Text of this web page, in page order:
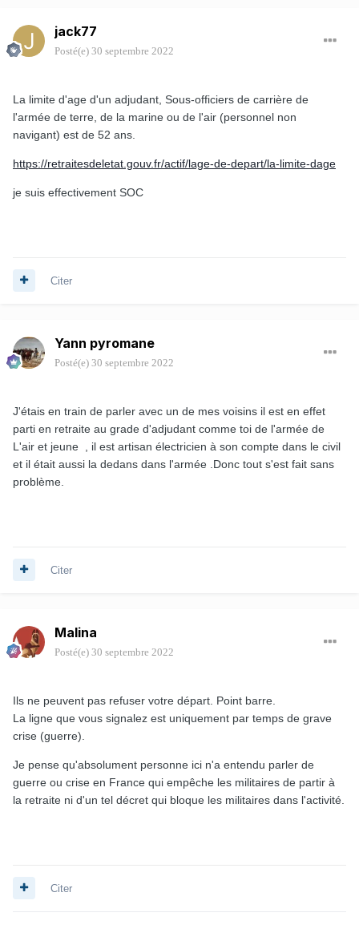
jack77
Posté(e) 30 septembre 2022
La limite d'age d'un adjudant, Sous-officiers de carrière de
l'armée de terre, de la marine ou de l'air (personnel non
navigant) est de 52 ans.
https://retraitesdeletat.gouv.fr/actif/lage-de-depart/la-limite-dage
je suis effectivement SOC
Citer
Yann pyromane
Posté(e) 30 septembre 2022
J'étais en train de parler avec un de mes voisins il est en effet
parti en retraite au grade d'adjudant comme toi de l'armée de
L'air et jeune , il est artisan électricien à son compte dans le civil
et il était aussi la dedans dans l'armée .Donc tout s'est fait sans
problème.
Citer
Malina
Posté(e) 30 septembre 2022
Ils ne peuvent pas refuser votre départ. Point barre.
La ligne que vous signalez est uniquement par temps de grave
crise (guerre).
Je pense qu'absolument personne ici n'a entendu parler de
guerre ou crise en France qui empêche les militaires de partir à
la retraite ni d'un tel décret qui bloque les militaires dans l'activité.
Citer